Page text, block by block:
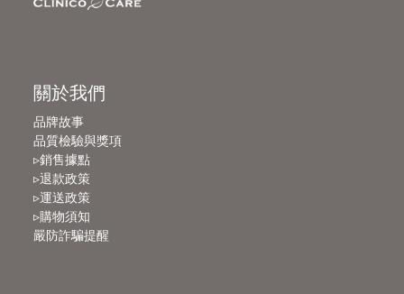
關於我們
品牌故事
品質檢驗與獎項
▹銷售據點
▹退款政策
▹運送政策
▹購物須知
嚴防詐騙提醒